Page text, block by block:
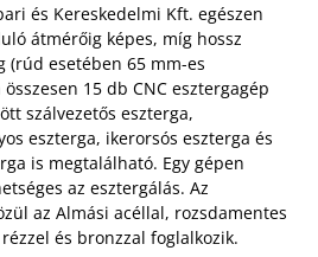
és Kereskedelmi Kft. egészen
átmérőig képes, míg hossz
(rúd esetében 65 mm-es
15 db CNC esztergagép
szálvezetős eszterga,
eszterga, ikerorsós eszterga és
is megtalálható. Egy gépen
az esztergálás. Az
az Almási acéllal, rozsdamentes
és bronzzal foglalkozik.